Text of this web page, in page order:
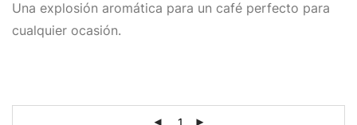
Una explosión aromática para un café perfecto para
cualquier ocasión.